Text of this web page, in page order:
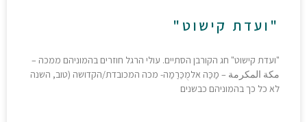
"ועדת קישוט"
"ועדת קישוט" חג הקורבן הסתיים. עולי הרגל חוזרים בהמוניהם ממכה –
مكة المكرمة – מַכַּה אלמֻכַּרַמַה- מכה המכובדת/הקדושה (טוב, השנה
לא כל כך בהמוניהם כבשנים